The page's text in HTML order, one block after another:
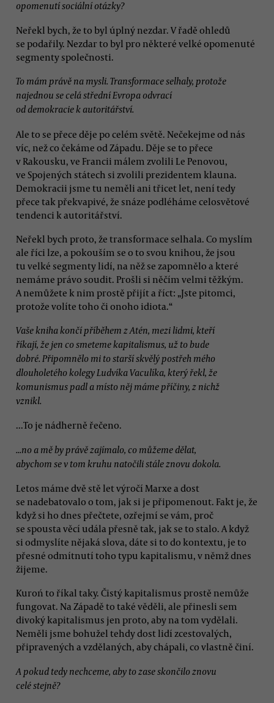
opomenutí sociální otázky?
Neřekl bych, že to byl úplný nezdar. V řadě ohledů
se podařily. Nezdar to byl pro některé velké opomenuté
segmenty společnosti.
To mám právě na mysli. Transformace selhaly, protože
najednou se celá střední Evropa odvrací
od demokracie k autoritářství.
Ale to se přece děje po celém světě. Nečekejme od nás
víc, než co čekáme od Západu. Děje se to přece
v Rakousku, ve Francii málem zvolili Le Penovou,
ve Spojených státech si zvolili prezidentem klauna.
Demokracii jsme tu neměli ani třicet let, není tedy
přece tak překvapivé, že snáze podléháme celosvětové
tendenci k autoritářství.
Neřekl bych proto, že transformace selhala. Co myslím
ale říci lze, a pokouším se o to svou knihou, že jsou
tu velké segmenty lidí, na něž se zapomnělo a které
nemáme právo soudit. Prošli si něčím velmi těžkým.
A nemůžete k nim prostě přijít a říct: „Jste pitomci,
protože volíte toho či onoho idiota.“
Vaše kniha končí příběhem z Atén, mezi lidmi, kteří
říkají, že jen co smeteme kapitalismus, už to bude
dobré. Připomnělo mi to starší skvělý postřeh mého
dlouholetého kolegy Ludvíka Vaculíka, který řekl, že
komunismus padl a místo něj máme příčiny, z nichž
vznikl.
...To je nádherně řečeno.
...no a mě by právě zajímalo, co můžeme dělat,
abychom se v tom kruhu natočili stále znovu dokola.
Letos máme dvě stě let výročí Marxe a dost
se nadebatovalo o tom, jak si je připomenout. Fakt je, že
když si ho dnes přečtete, ozřejmí se vám, proč
se spousta věcí udála přesně tak, jak se to stalo. A když
si odmyslíte nějaká slova, dáte si to do kontextu, je to
přesné odmítnutí toho typu kapitalismu, v němž dnes
žijeme.
Kuroń to říkal taky. Čistý kapitalismus prostě nemůže
fungovat. Na Západě to také věděli, ale přinesli sem
divoký kapitalismus jen proto, aby na tom vydělali.
Neměli jsme bohužel tehdy dost lidí zcestovalých,
připravených a vzdělaných, aby chápali, co vlastně činí.
A pokud tedy nechceme, aby to zase skončilo znovu
celé stejně?